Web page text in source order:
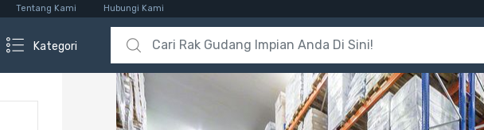
Tentang Kami Hubungi Kami
Kategori
Search for: